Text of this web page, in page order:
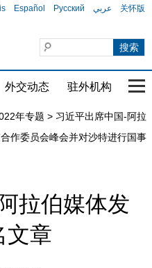
Español Русский عربي 关怀版
外交动态 驻外机构 国
年专题 > 习近平出席中国-阿拉
作委员会峰会并对沙特进行国事
拉伯媒体发
文章